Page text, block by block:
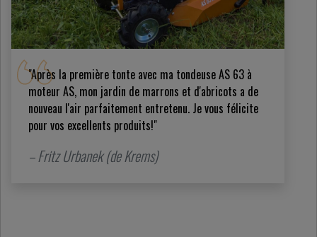
"Après la première tonte avec ma tondeuse AS 63 à
moteur AS, mon jardin de marrons et d'abricots a de
nouveau l'air parfaitement entretenu. Je vous félicite
pour vos excellents produits!"
– Fritz Urbanek (de Krems)